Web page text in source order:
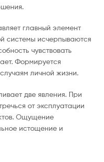
главный элемент
системы исчерпываются
чувствовать
Формируется
личной жизни.
две явления. При
от эксплуатации
Ощущение
истощение и